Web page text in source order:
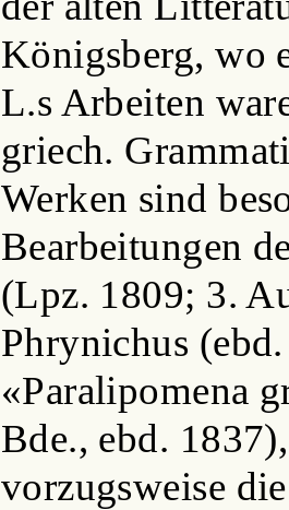
Königsberg, wo
L.s Arbeiten
griech.
Werken sind
Bearbeitungen
(Lpz. 1809; 3.
Phrynichus
«Paralipomena
Bde., ebd.
vorzugsweise